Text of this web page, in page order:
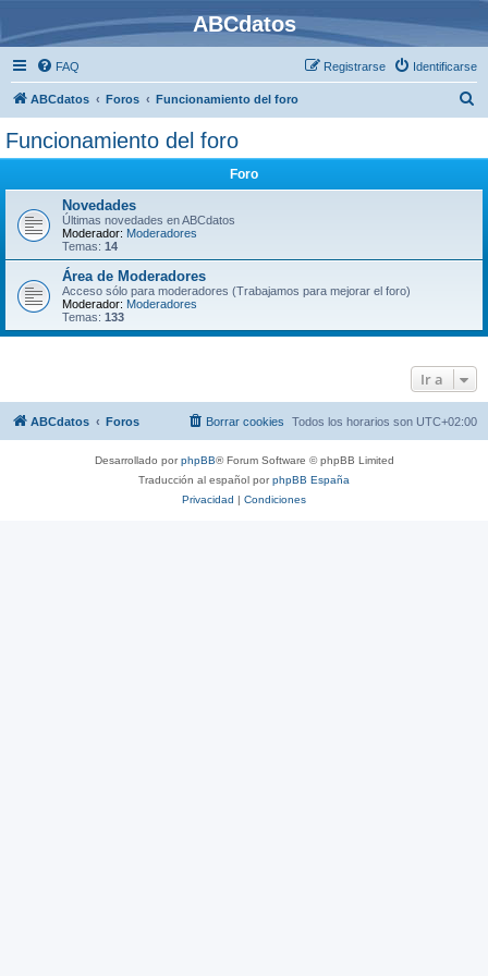
ABCdatos
FAQ Identificarse
Registrarse
ABCdatos Foros Funcionamiento del foro
Funcionamiento del foro
Foro
Novedades
Últimas novedades en ABCdatos
Moderador: Moderadores
Temas: 14
Área de Moderadores
Acceso sólo para moderadores (Trabajamos para mejorar el foro)
Moderador: Moderadores
Temas: 133
Ir a
ABCdatos Foros Todos los horarios son UTC+02:00
Borrar cookies
Desarrollado porphpBB® Forum Software © phpBB Limited
Traducción al español porphpBB España
Privacidad | Condiciones